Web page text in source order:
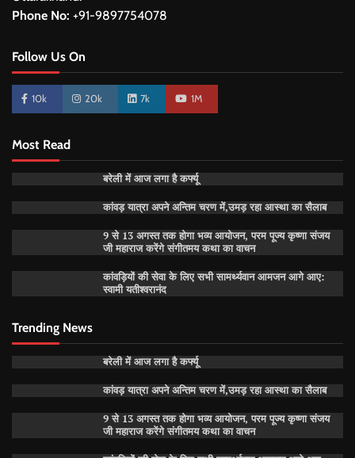
Phone No: +91-9897754078
Follow Us On
10k 20k 7k 1M
Most Read
बरेली में आज लगा है कर्फ्यू
कांवड़ यात्रा अपने अन्तिम चरण में,उमड़ रहा आस्था का सैलाब
9 से 13 अगस्त तक होगा भव्य आयोजन, परम पूज्य कृष्णा संजय
जी महाराज करेंगे संगीतमय कथा का वाचन
कांवड़ियों की सेवा के लिए सभी सामर्थ्यवान आमजन आगे आए:
स्वामी यतीश्वरानंद
Trending News
बरेली में आज लगा है कर्फ्यू
कांवड़ यात्रा अपने अन्तिम चरण में,उमड़ रहा आस्था का सैलाब
9 से 13 अगस्त तक होगा भव्य आयोजन, परम पूज्य कृष्णा संजय
जी महाराज करेंगे संगीतमय कथा का वाचन